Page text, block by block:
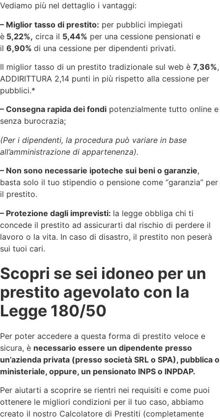
Vediamo più nel dettaglio i vantaggi:
– Miglior tasso di prestito: per pubblici impiegati
è 5,22%, circa il 5,44% per una cessione pensionati e
il 6,90% di una cessione per dipendenti privati.
Il miglior tasso di un prestito tradizionale sul web è 7,36%,
ADDIRITTURA 2,14 punti in più rispetto alla cessione per
pubblici.*
– Consegna rapida dei fondi potenzialmente tutto online e
senza burocrazia;
(Per i dipendenti, la procedura può variare in base
all’amministrazione di appartenenza).
– Non sono necessarie ipoteche sui beni o garanzie,
basta solo il tuo stipendio o pensione come “garanzia” per
il prestito.
– Protezione dagli imprevisti: la legge obbliga chi ti
concede il prestito ad assicurarti dal rischio di perdere il
lavoro o la vita. In caso di disastro, il prestito non peserà
sui tuoi cari.
Scopri se sei idoneo per un
prestito agevolato con la
Legge 180/50
Per poter accedere a questa forma di prestito veloce e
sicura, è necessario essere un dipendente presso
un’azienda privata (presso società SRL o SPA), pubblica o
ministeriale, oppure, un pensionato INPS o INPDAP.
Per aiutarti a scoprire se rientri nei requisiti e come puoi
ottenere le migliori condizioni per il tuo caso, abbiamo
creato il nostro Calcolatore di Prestiti (completamente